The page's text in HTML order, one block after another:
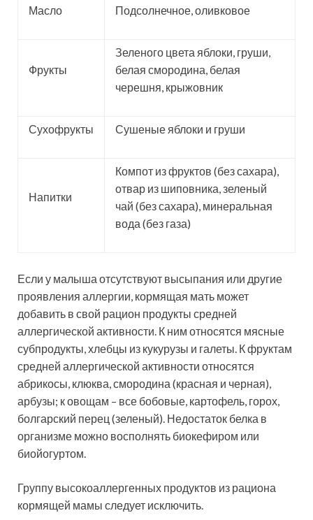
Масло Подсолнечное, оливковое
Фрукты
Зеленого цвета яблоки, груши,
белая смородина, белая
черешня, крыжовник
Сухофрукты Сушеные яблоки и груши
Напитки
Компот из фруктов (без сахара),
отвар из шиповника, зеленый
чай (без сахара), минеральная
вода (без газа)
Если у малыша отсутствуют высыпания или другие
проявления аллергии, кормящая мать может
добавить в свой рацион продукты средней
аллергической активности. К ним относятся мясные
субпродукты, хлебцы из кукурузы и галеты. К фруктам
средней аллергической активности относятся
абрикосы, клюква, смородина (красная и черная),
арбузы; к овощам – все бобовые, картофель, горох,
болгарский перец (зеленый). Недостаток белка в
организме можно восполнять биокефиром или
биойогуртом.
Группу высокоаллергенных продуктов из рациона
кормящей мамы следует исключить.